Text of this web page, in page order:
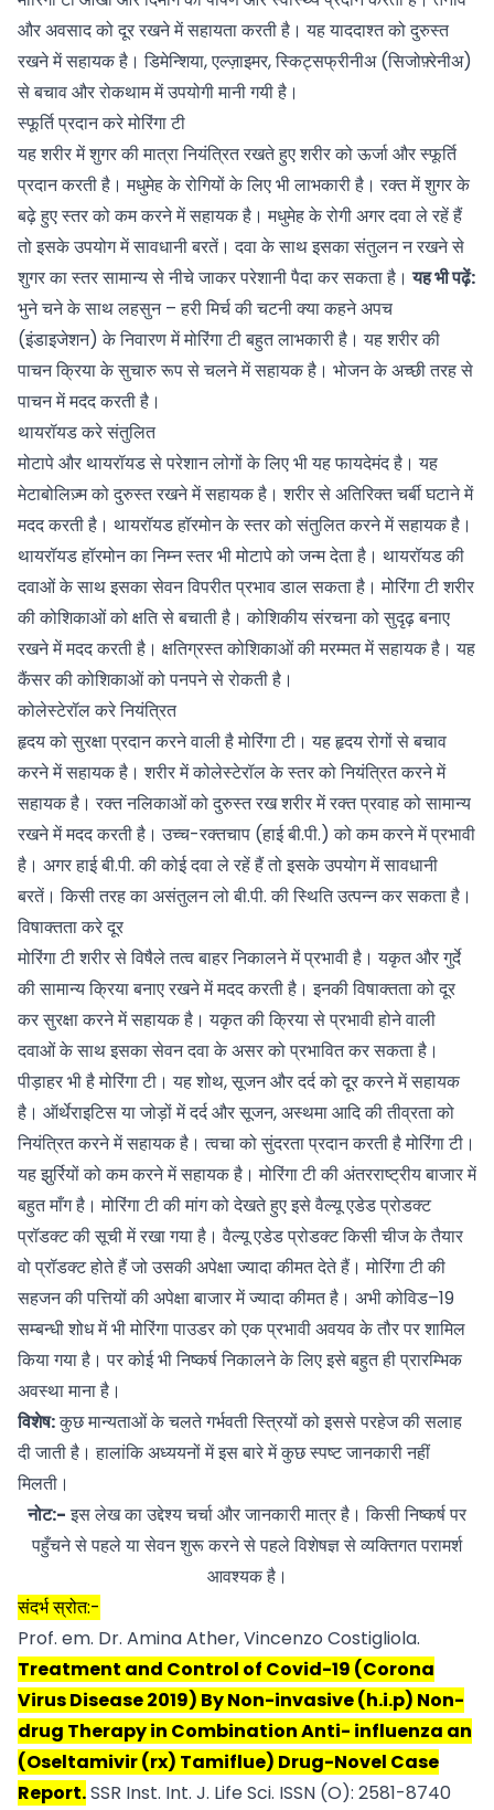
और अवसाद को दूर रखने में सहायता करती है। यह याददाश्त को दुरुस्त
रखने में सहायक है। डिमेन्शिया,एल्ज़ाइमर, स्किट्सफ्रीनीअ (सिजोफ़्रेनीअ)
से बचाव और रोकथाम में उपयोगी मानी गयी है।
स्फूर्ति प्रदान करे मोरिंगा टी
यह शरीर में शुगर की मात्रा नियंत्रित रखते हुए शरीर को ऊर्जा और स्फूर्ति
प्रदान करती है। मधुमेह के रोगियों के लिए भी लाभकारी है। रक्त में शुगर के
बढ़े हुए स्तर को कम करने में सहायक है। मधुमेह के रोगी अगर दवा ले रहें हैं
तो इसके उपयोग में सावधानी बरतें। दवा के साथ इसका संतुलन न रखने से
शुगर का स्तर सामान्य से नीचे जाकर परेशानी पैदा कर सकता है।यह भी पढ़ें:
भुने चने के साथ लहसुन – हरी मिर्च की चटनी क्या कहनेअपच
(इंडाइजेशन) के निवारण में मोरिंगा टी बहुत लाभकारी है। यह शरीर की
पाचन क्रिया के सुचारु रूप से चलने में सहायक है। भोजन के अच्छी तरह से
पाचन में मदद करती है।
थायरॉयड करे संतुलित
मोटापे और थायरॉयड से परेशान लोगों के लिए भी यह फायदेमंद है। यह
मेटाबोलिज़्म को दुरुस्त रखने में सहायक है। शरीर से अतिरिक्त चर्बी घटाने में
मदद करती है। थायरॉयड हॉरमोन के स्तर को संतुलित करने में सहायक है।
थायरॉयड हॉरमोन का निम्न स्तर भी मोटापे को जन्म देता है। थायरॉयड की
दवाओं के साथ इसका सेवन विपरीत प्रभाव डाल सकता है। मोरिंगा टी शरीर
की कोशिकाओं को क्षति से बचाती है। कोशिकीय संरचना को सुदृढ़ बनाए
रखने में मदद करती है। क्षतिग्रस्त कोशिकाओं की मरम्मत में सहायक है। यह
कैंसर की कोशिकाओं को पनपने से रोकती है।
कोलेस्टेरॉल करे नियंत्रित
हृदय को सुरक्षा प्रदान करने वाली है मोरिंगा टी। यह हृदय रोगों से बचाव
करने में सहायक है। शरीर में कोलेस्टेरॉल के स्तर को नियंत्रित करने में
सहायक है। रक्त नलिकाओं को दुरुस्त रख शरीर में रक्त प्रवाह को सामान्य
रखने में मदद करती है। उच्च-रक्तचाप (हाई बी.पी.) को कम करने में प्रभावी
है। अगर हाई बी.पी. की कोई दवा ले रहें हैं तो इसके उपयोग में सावधानी
बरतें। किसी तरह का असंतुलन लो बी.पी. की स्थिति उत्पन्न कर सकता है।
विषाक्तता करे दूर
मोरिंगा टी शरीर से विषैले तत्व बाहर निकालने में प्रभावी है। यकृत और गुर्दे
की सामान्य क्रिया बनाए रखने में मदद करती है। इनकी विषाक्तता को दूर
कर सुरक्षा करने में सहायक है। यकृत की क्रिया से प्रभावी होने वाली
दवाओं के साथ इसका सेवन दवा के असर को प्रभावित कर सकता है।
पीड़ाहर भी है मोरिंगा टी। यह शोथ, सूजन और दर्द को दूर करने में सहायक
है। ऑर्थेराइटिस या जोड़ों में दर्द और सूजन, अस्थमा आदि की तीव्रता को
नियंत्रित करने में सहायक है। त्वचा को सुंदरता प्रदान करती है मोरिंगा टी।
यह झुर्रियों को कम करने में सहायक है। मोरिंगा टी की अंतरराष्ट्रीय बाजार में
बहुत माँग है। मोरिंगा टी की मांग को देखते हुए इसे वैल्यू एडेड प्रोडक्ट
प्रॉडक्ट की सूची में रखा गया है। वैल्यू एडेड प्रोडक्ट किसी चीज के तैयार
वो प्रॉडक्ट होते हैं जो उसकी अपेक्षा ज्यादा कीमत देते हैं। मोरिंगा टी की
सहजन की पत्तियों की अपेक्षा बाजार में ज्यादा कीमत है। अभी कोविड–19
सम्बन्धी शोध में भी मोरिंगा पाउडर को एक प्रभावी अवयव के तौर पर शामिल
किया गया है। पर कोई भी निष्कर्ष निकालने के लिए इसे बहुत ही प्रारम्भिक
अवस्था माना है।
विशेष:कुछ मान्यताओं के चलते गर्भवती स्त्रियों को इससे परहेज की सलाह
दी जाती है। हालांकि अध्ययनों में इस बारे में कुछ स्पष्ट जानकारी नहीं
मिलती।
नोट:-इस लेख का उद्देश्य चर्चा और जानकारी मात्र है। किसी निष्कर्ष पर
पहुँचने से पहले या सेवन शुरू करने से पहले विशेषज्ञ से व्यक्तिगत परामर्श
आवश्यक है।
संदर्भ स्रोत:-
Prof. em. Dr. Amina Ather, Vincenzo Costigliola.
Treatment and Control of Covid-19 (Corona
Virus Disease 2019) By Non-invasive (h.i.p) Non-
drug Therapy in Combination Anti- influenza an
(Oseltamivir (rx) Tamiflue) Drug-Novel Case
Report.SSR Inst. Int. J. Life Sci. ISSN (O): 2581-8740